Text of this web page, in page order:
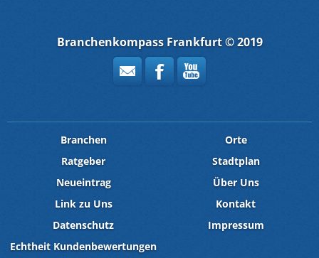
Branchenkompass Frankfurt © 2019
Branchen
Orte
Ratgeber
Stadtplan
Neueintrag
Über Uns
Link zu Uns
Kontakt
Datenschutz
Impressum
Echtheit Kundenbewertungen